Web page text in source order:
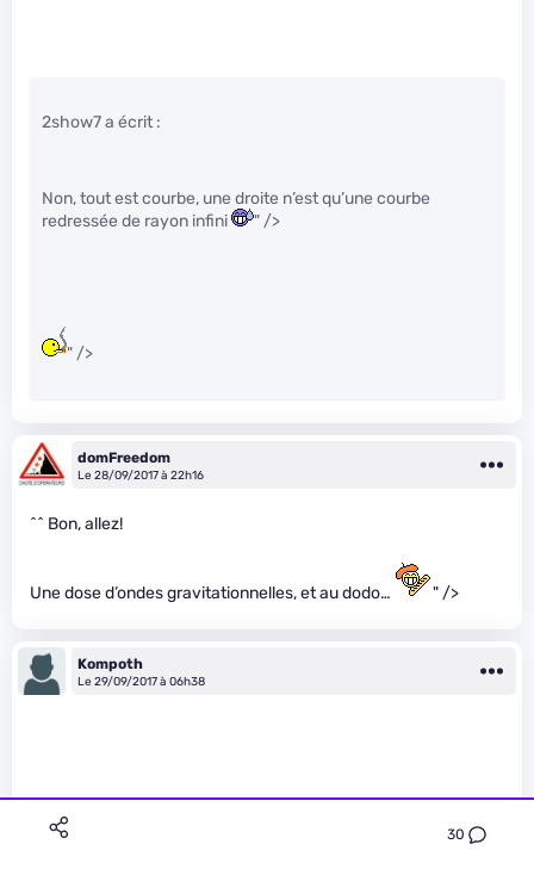
30
2show7 a écrit :
Non, tout est courbe, une droite n’est qu’une courbe
redressée de rayon infini
" />
" />
domFreedom
Le 28/09/2017 à 22h16
^^ Bon, allez!
Une dose d’ondes gravitationnelles, et au dodo… " />
Kompoth
Le 29/09/2017 à 06h38